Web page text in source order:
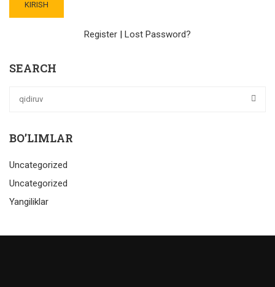
Register | Lost Password?
SEARCH
BO’LIMLAR
Uncategorized
Uncategorized
Yangiliklar